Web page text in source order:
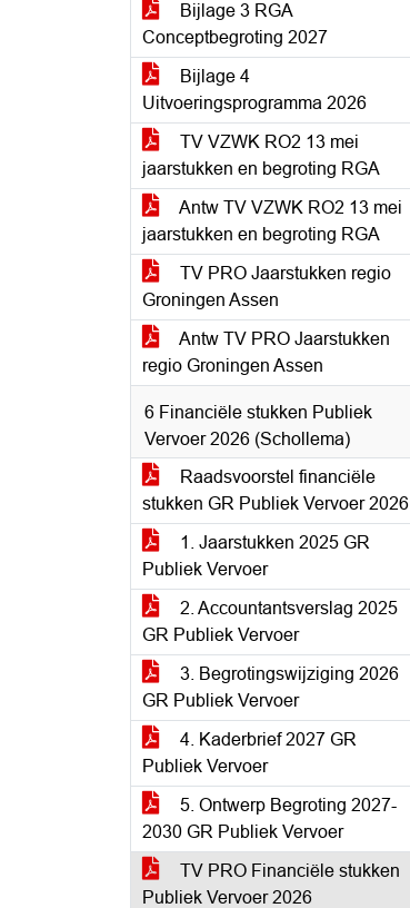
Bijlage 3 RGA
Conceptbegroting 2027
Bijlage 4
Uitvoeringsprogramma 2026
TV VZWK RO2 13 mei
jaarstukken en begroting RGA
Antw TV VZWK RO2 13 mei
jaarstukken en begroting RGA
TV PRO Jaarstukken regio
Groningen Assen
Antw TV PRO Jaarstukken
regio Groningen Assen
6 Financiële stukken Publiek
Vervoer 2026 (Schollema)
Raadsvoorstel financiële
stukken GR Publiek Vervoer 2026
1. Jaarstukken 2025 GR
Publiek Vervoer
2. Accountantsverslag 2025
GR Publiek Vervoer
3. Begrotingswijziging 2026
GR Publiek Vervoer
4. Kaderbrief 2027 GR
Publiek Vervoer
5. Ontwerp Begroting 2027-
2030 GR Publiek Vervoer
TV PRO Financiële stukken
Publiek Vervoer 2026